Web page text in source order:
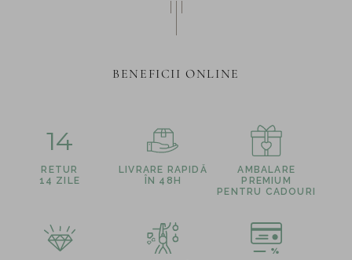
BENEFICII ONLINE
14
RETUR
14 ZILE
LIVRARE RAPIDĂ
ÎN 48H
AMBALARE
PREMIUM
PENTRU CADOURI